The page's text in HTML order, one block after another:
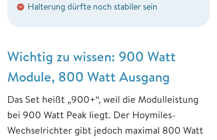
− Halterung dürfte noch stabiler sein
Wichtig zu wissen: 900 Watt
Module, 800 Watt Ausgang
Das Set heißt „900+“, weil die Modulleistung
bei 900 Watt Peak liegt. Der Hoymiles-
Wechselrichter gibt jedoch maximal 800 Watt